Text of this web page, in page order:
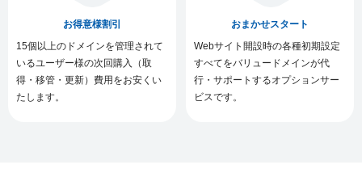
お得意様割引
15個以上のドメインを管理されて
いるユーザー様の次回購入（取
得・移管・更新）費用をお安くい
たします。
おまかせスタート
Webサイト開設時の各種初期設定
すべてをバリュードメインが代
行・サポートするオプションサー
ビスです。